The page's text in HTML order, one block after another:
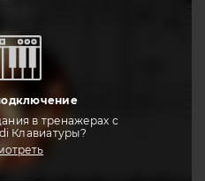
в тренажерах с
Клавиатуры?